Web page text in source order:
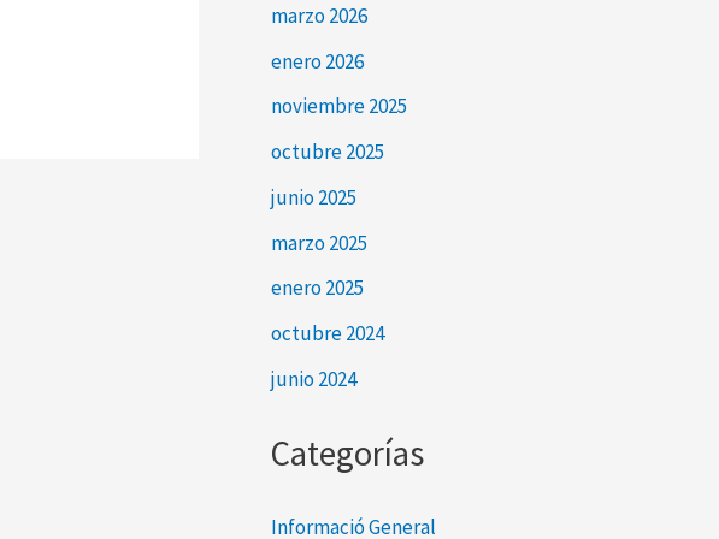
marzo 2026
enero 2026
noviembre 2025
octubre 2025
junio 2025
marzo 2025
enero 2025
octubre 2024
junio 2024
Categorías
Informació General